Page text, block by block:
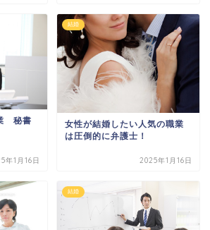
秘書
年1月16日
結婚
女性が結婚したい人気の職業
は圧倒的に弁護士！
2025年1月16日
結婚